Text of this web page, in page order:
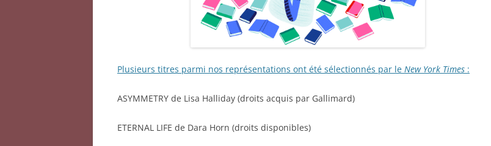
Plusieurs titres parmi nos représentations ont été sélectionnés par le New York Times :
ASYMMETRY de Lisa Halliday (droits acquis par Gallimard)
ETERNAL LIFE de Dara Horn (droits disponibles)